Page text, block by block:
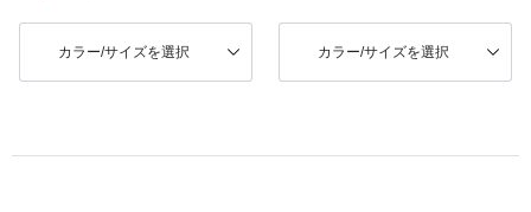
カラー/サイズを選択 カラー/サイズを選択